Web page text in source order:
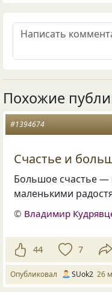
Похожие
#1394674
Счастье и
Большое счастье —
маленькими
© Владимир
44 7
Опубликовал SUok2 26